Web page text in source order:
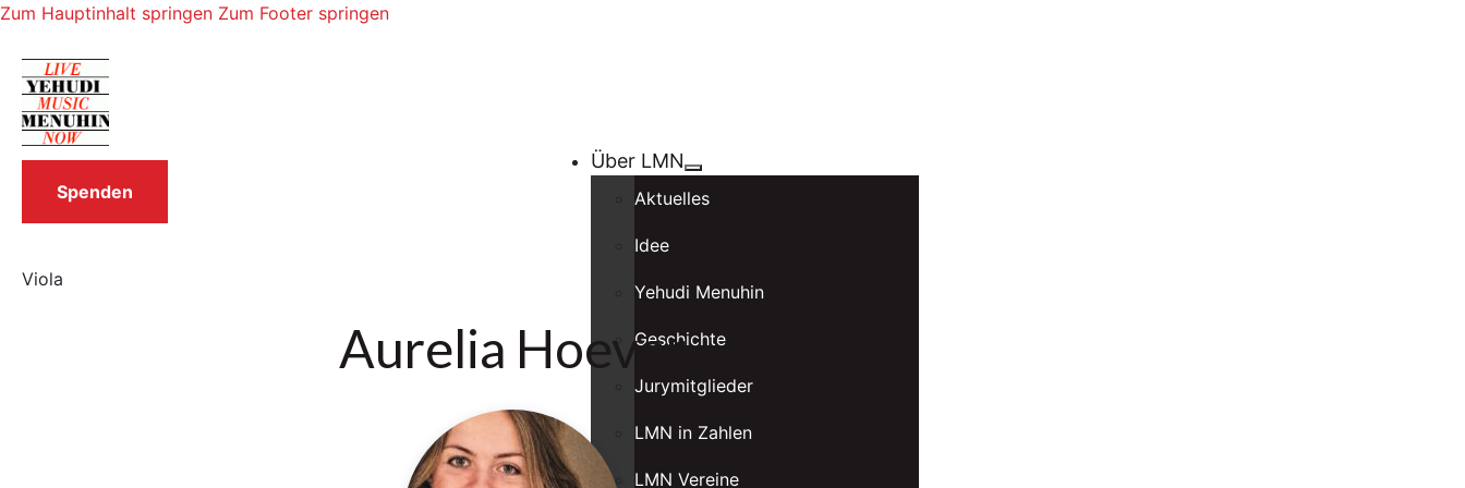
Zum Hauptinhalt springen Zum Footer springen
Über LMN
Aktuelles
Idee
Yehudi Menuhin
Geschichte
Jurymitglieder
LMN in Zahlen
LMN Vereine
Spenden
Viola
Aurelia Hoever